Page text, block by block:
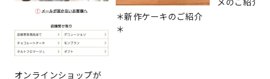
オンラインショップが
＊新作ケーキのご紹介
＊